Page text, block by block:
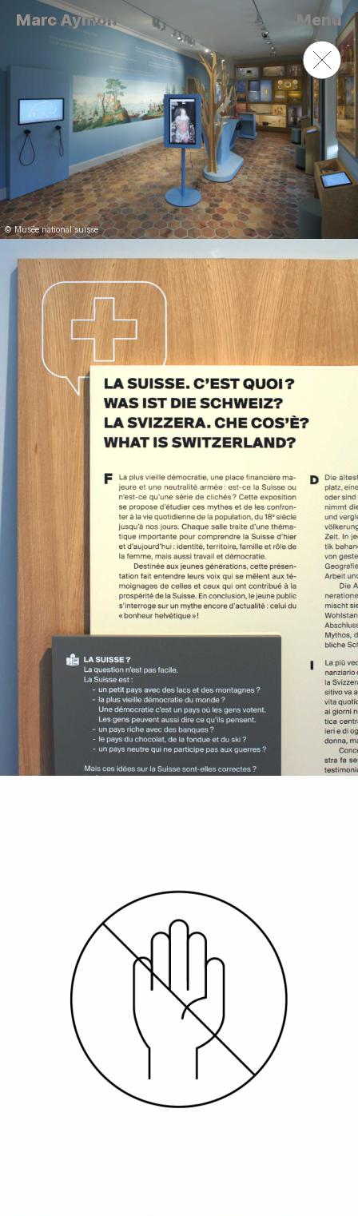
Marc Aymon Menu
© Musée national suisse